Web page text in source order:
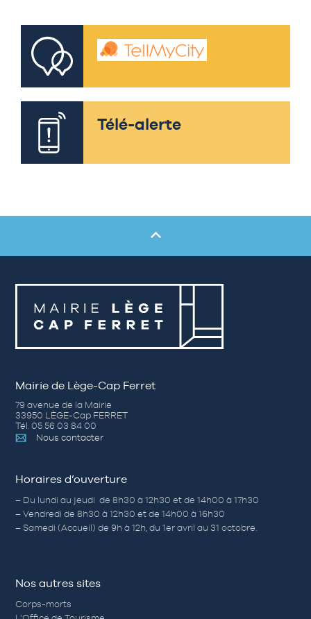
Télé-alerte
Mairie de Lège-Cap Ferret
79 avenue de la Mairie
33950 LÈGE-Cap FERRET
Tél. 05 56 03 84 00
Nous contacter
Horaires d’ouverture
– Du lundi au jeudi de 8h30 à 12h30 et de 14h00 à 17h30
– Vendredi de 8h30 à 12h30 et de 14h00 à 16h30
– Samedi (Accueil) de 9h à 12h, du 1er avril au 31 octobre.
Nos autres sites
Corps-morts